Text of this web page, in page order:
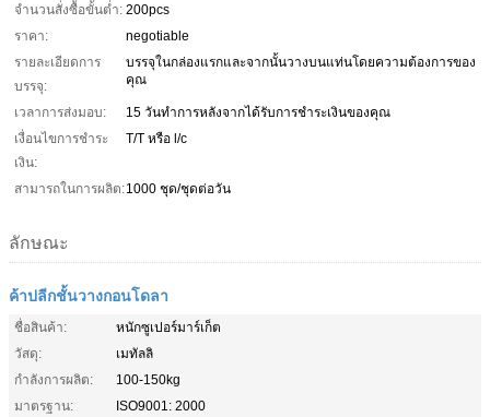
จำนวนสั่งซื้อขั้นต่ำ: 200pcs
ราคา:
negotiable
รายละเอียดการ
บรรจุ:
บรรจุในกล่องแรกและจากนั้นวางบนแท่นโดยความต้องการของ
คุณ
เวลาการส่งมอบ:
15 วันทำการหลังจากได้รับการชำระเงินของคุณ
เงื่อนไขการชำระ
เงิน:
T/T หรือ l/c
สามารถในการผลิต:1000 ชุด/ชุดต่อวัน
ลักษณะ
ค้าปลีกชั้นวางกอนโดลา
ชื่อสินค้า:
หนักซูเปอร์มาร์เก็ต
วัสดุ:
เมทัลลิ
กำลังการผลิต:
100-150kg
มาตรฐาน:
ISO9001: 2000